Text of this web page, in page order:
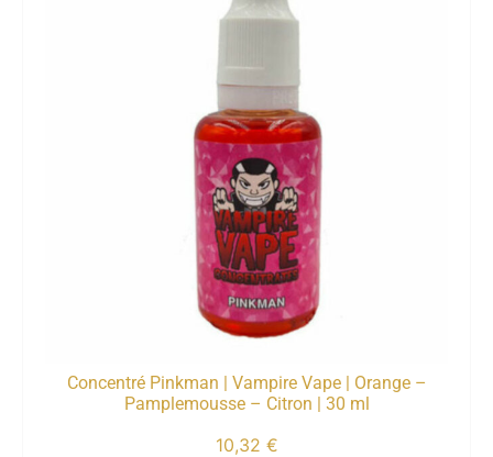
Concentré Pinkman | Vampire Vape | Orange –
Pamplemousse – Citron | 30 ml
10,32 €